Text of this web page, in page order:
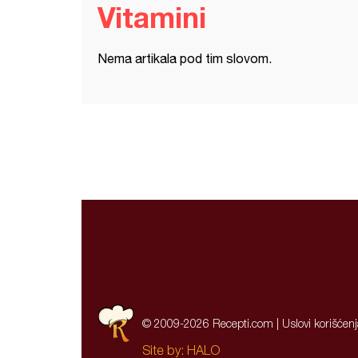
Vitamini
Nema artikala pod tim slovom.
© 2009-2026 Recepti.com | Uslovi
Site by: HALO